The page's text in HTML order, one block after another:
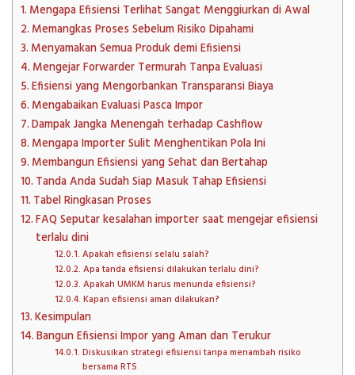
Mengapa Efisiensi Terlihat Sangat Menggiurkan di Awal
Memangkas Proses Sebelum Risiko Dipahami
Menyamakan Semua Produk demi Efisiensi
Mengejar Forwarder Termurah Tanpa Evaluasi
Efisiensi yang Mengorbankan Transparansi Biaya
Mengabaikan Evaluasi Pasca Impor
Dampak Jangka Menengah terhadap Cashflow
Mengapa Importer Sulit Menghentikan Pola Ini
Membangun Efisiensi yang Sehat dan Bertahap
Tanda Anda Sudah Siap Masuk Tahap Efisiensi
Tabel Ringkasan Proses
FAQ Seputar kesalahan importer saat mengejar efisiensi
terlalu dini
Apakah efisiensi selalu salah?
Apa tanda efisiensi dilakukan terlalu dini?
Apakah UMKM harus menunda efisiensi?
Kapan efisiensi aman dilakukan?
Kesimpulan
Bangun Efisiensi Impor yang Aman dan Terukur
Diskusikan strategi efisiensi tanpa menambah risiko
bersama RTS